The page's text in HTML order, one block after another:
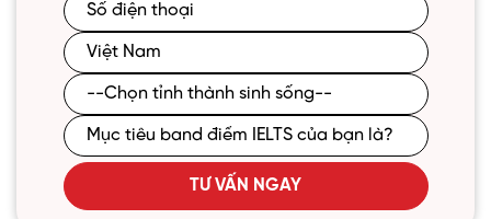
TƯ VẤN NGAY